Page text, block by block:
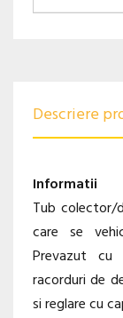
Descriere
Informatii
Tub colector/
care se
Prevazut
racorduri de
si reglare cu